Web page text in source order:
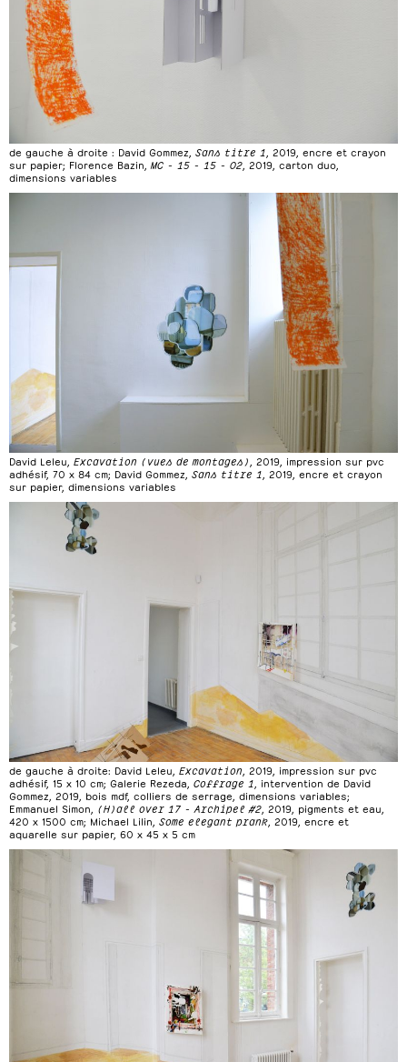
de gauche à droite : David Gommez, Sans titre 1, 2019, encre et crayon
sur papier; Florence Bazin, MC - 15 - 15 - 02, 2019, carton duo,
dimensions variables
David Leleu, Excavation (vues de montages)
, 2019, impression sur pvc
adhésif, 70 x 84 cm; David Gommez, Sans titre 1 , 2019, encre et crayon
sur papier, dimensions variables
de gauche à droite: David Leleu, Excavation , 2019, impression sur pvc
adhésif, 15 x 10 cm; Galerie Rezeda, Coffrage 1 , intervention de David
Gommez, 2019, bois mdf, colliers de serrage, dimensions variables;
Emmanuel Simon, (H)all over 17 - Archipel #2 , 2019, pigments et eau,
420 x 1500 cm; Michael Lilin, Some elegant prank , 2019, encre et
aquarelle sur papier, 60 x 45 x 5 cm